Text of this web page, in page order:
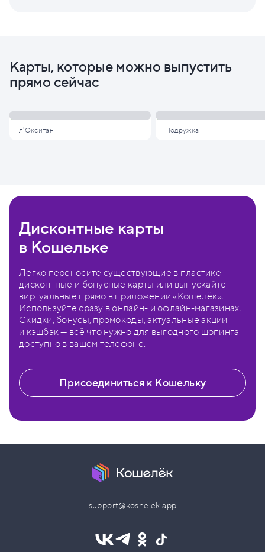
Карты, которые можно выпустить
прямо сейчас
л'Окситан Подружка
Дисконтные карты
в Кошельке
Легко переносите существующие в пластике
дисконтные и бонусные карты или выпускайте
виртуальные прямо в приложении «Кошелёк».
Используйте сразу в онлайн- и офлайн-магазинах.
Скидки, бонусы, промокоды, актуальные акции
и кэшбэк — всё что нужно для выгодного шопинга
доступно в вашем телефоне.
Присоединиться к Кошельку
support@koshelek.app